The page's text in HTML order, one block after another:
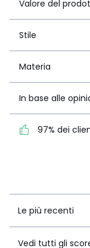
1
2
3
Valore del
Stile
Materia
In base alle
97% dei
Le più recenti
Vedi tutti gli